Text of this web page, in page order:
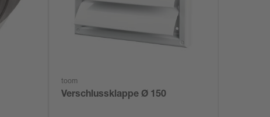
toom
Verschlussklappe Ø 150